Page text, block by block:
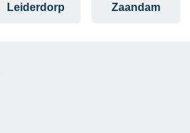
Leiderdorp
Zaandam